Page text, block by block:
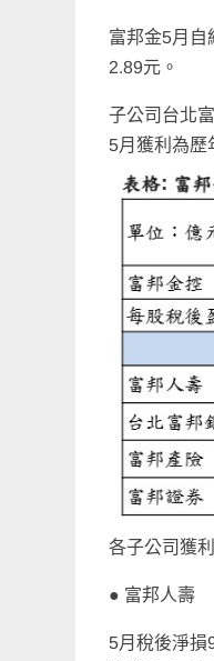
富邦金5月自
2.89元。
子公司台北
5月獲利為歷
各子公司獲
● 富邦人壽
5月稅後淨損